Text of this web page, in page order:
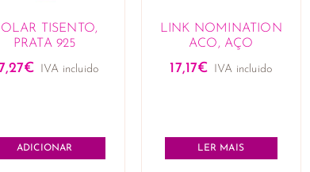
TISENTO,
PRATA 925
€ IVA incluido
ADICIONAR
LINK NOMINATION
ACO, AÇO
17,17€ IVA incluido
LER MAIS